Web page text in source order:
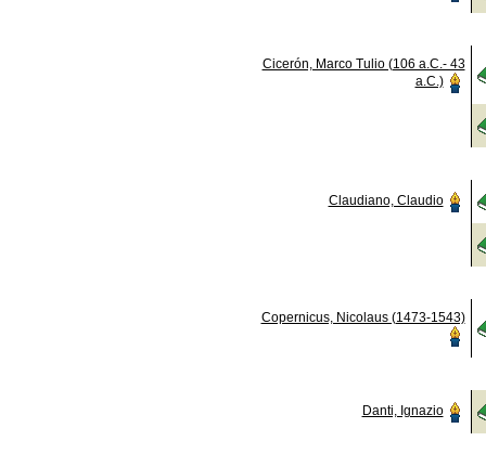
Cicerón, Marco Tulio (106 a.C.- 43
a.C.)
Claudiano, Claudio
Copernicus, Nicolaus (1473-1543)
Danti, Ignazio